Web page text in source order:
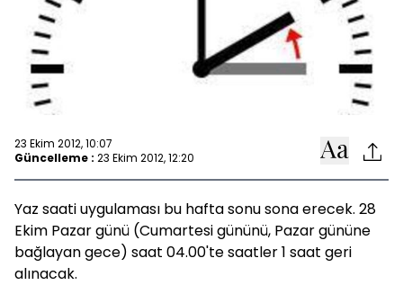
23 Ekim 2012, 10:07
Güncelleme : 23 Ekim 2012, 12:20
Yaz saati uygulaması bu hafta sonu sona erecek. 28
Ekim Pazar günü (Cumartesi gününü, Pazar gününe
bağlayan gece) saat 04.00'te saatler 1 saat geri
alınacak.